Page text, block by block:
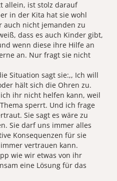
allein, ist stolz darauf
in der Kita hat sie wohl
auch nicht jemanden zu
dass es auch Kinder gibt,
wenn diese ihre Hilfe an
an. Nur fragt sie nicht
Situation sagt sie:,, Ich will
hält sich die Ohren zu.
ihr nicht helfen kann, weil
sperrt. Und ich frage
Sie sagt es wäre zu
Sie darf uns immer alles
Konsequenzen für sie
vertrauen kann.
wie wir etwas von ihr
eine Lösung für das